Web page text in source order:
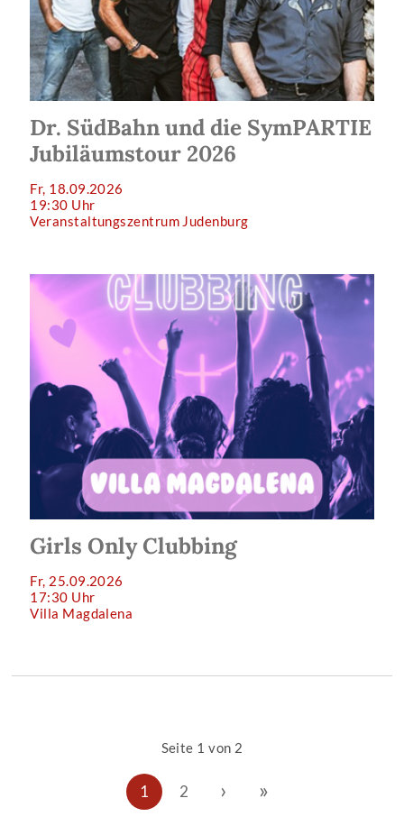
Dr. SüdBahn und die SymPARTIE
Jubiläumstour 2026
Fr, 18.09.2026
19:30 Uhr
Veranstaltungszentrum Judenburg
Girls Only Clubbing
Fr, 25.09.2026
17:30 Uhr
Villa Magdalena
Seite 1 von 2
1 2 › »